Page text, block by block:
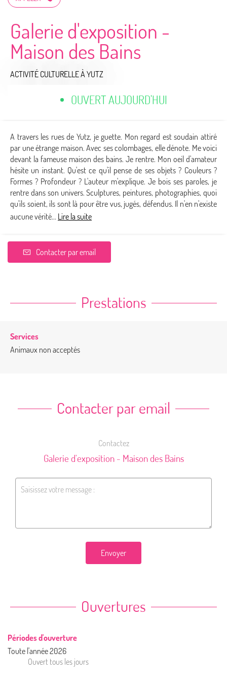
Galerie d'exposition -
Maison des Bains
ACTIVITÉ CULTURELLEÀ YUTZ
OUVERT AUJOURD'HUI
A travers les rues de Yutz, je guette. Mon regard est soudain attiré
par une étrange maison. Avec ses colombages, elle dénote. Me voici
devant la fameuse maison des bains. Je rentre. Mon oeil d'amateur
hésite un instant. Qu'est ce qu'il pense de ses objets ? Couleurs ?
Formes ? Profondeur ? L'auteur m'explique. Je bois ses paroles, je
rentre dans son univers. Sculptures, peintures, photographies, quoi
qu'ils soient, ils sont là pour être vus, jugés, défendus. Il n'en n'existe
aucune vérité... Lire la suite
Contacter par email
Prestations
Services
Animaux non acceptés
Contacter par email
Contactez
Galerie d'exposition - Maison des Bains
Envoyer
Ouvertures
Périodes d'ouverture
Toute l'année 2026
Ouvert tous les jours